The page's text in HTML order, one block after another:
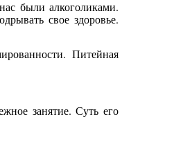
были алкоголиками.
свое здоровье.
Питейная
занятие. Суть его